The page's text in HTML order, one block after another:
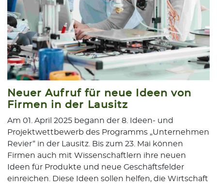
Neuer Aufruf für neue Ideen von
Firmen in der Lausitz
Am 01. April 2025 begann der 8. Ideen- und
Projektwettbewerb des Programms „Unternehmen
Revier“ in der Lausitz. Bis zum 23. Mai können
Firmen auch mit Wissenschaftlern ihre neuen
Ideen für Produkte und neue Geschäftsfelder
einreichen. Diese Ideen sollen helfen, die Wirtschaft